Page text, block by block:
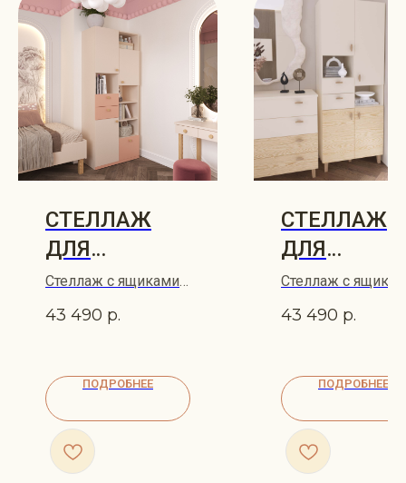
СТЕЛЛАЖ
ДЛЯ
ДЕТСКОЙ
GLORY
Стеллаж с ящиками
43 490 р.
ПОДРОБНЕЕ
СТЕЛЛАЖ
ДЛЯ
ДЕТСКОЙ
KVIST 2
Стеллаж с
43 490 р.
ПОДРОБНЕЕ